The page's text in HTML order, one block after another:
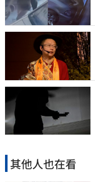
其他人也在看